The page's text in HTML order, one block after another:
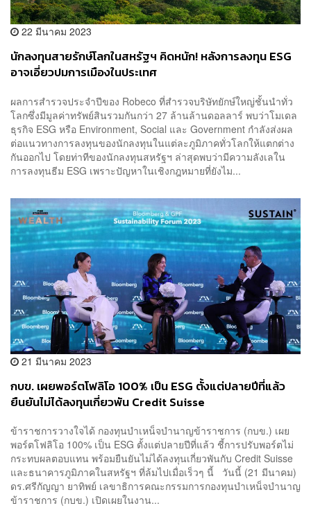
22 มีนาคม 2023
นักลงทุนสายรักษ์โลกในสหรัฐฯ คิดหนัก! หลังการลงทุน ESG
อาจเอี่ยวปมการเมืองในประเทศ
ผลการสำรวจประจำปีของ Robeco ที่สำรวจบริษัทยักษ์ใหญ่ชั้นนำทั่ว
โลกซึ่งมีมูลค่าทรัพย์สินรวมกันกว่า 27 ล้านล้านดอลลาร์ พบว่าโมเดล
ธุรกิจ ESG หรือ Environment, Social และ Government กำลังส่งผล
ต่อแนวทางการลงทุนของนักลงทุนในแต่ละภูมิภาคทั่วโลกให้แตกต่าง
กันออกไป โดยท่าทีของนักลงทุนสหรัฐฯ ล่าสุดพบว่ามีความลังเลใน
การลงทุนธีม ESG เพราะปัญหาในเชิงกฎหมายที่ยังไม...
21 มีนาคม 2023
กบข. เผยพอร์ตโฟลิโอ 100% เป็น ESG ตั้งแต่ปลายปีที่แล้ว
ยืนยันไม่ได้ลงทุนเกี่ยวพัน Credit Suisse
ข้าราชการวางใจได้ กองทุนบำเหน็จบำนาญข้าราชการ (กบข.) เผย
พอร์ตโฟลิโอ 100% เป็น ESG ตั้งแต่ปลายปีที่แล้ว ชี้การปรับพอร์ตไม่
กระทบผลตอบแทน พร้อมยืนยันไม่ได้ลงทุนเกี่ยวพันกับ Credit Suisse
และธนาคารภูมิภาคในสหรัฐฯ ที่ล้มไปเมื่อเร็วๆ นี้ วันนี้ (21 มีนาคม)
ดร.ศรีกัญญา ยาทิพย์ เลขาธิการคณะกรรมการกองทุนบำเหน็จบำนาญ
ข้าราชการ (กบข.) เปิดเผยในงาน...